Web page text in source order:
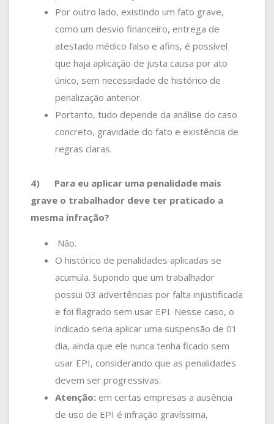
Por outro lado, existindo um fato grave,
como um desvio financeiro, entrega de
atestado médico falso e afins, é possível
que haja aplicação de justa causa por ato
único, sem necessidade de histórico de
penalização anterior.
Portanto, tudo depende da análise do caso
concreto, gravidade do fato e existência de
regras claras.
4) Para eu aplicar uma penalidade mais
grave o trabalhador deve ter praticado a
mesma infração?
Não.
O histórico de penalidades aplicadas se
acumula. Supondo que um trabalhador
possui 03 advertências por falta injustificada
e foi flagrado sem usar EPI. Nesse caso, o
indicado seria aplicar uma suspensão de 01
dia, ainda que ele nunca tenha ficado sem
usar EPI, considerando que as penalidades
devem ser progressivas.
Atenção: em certas empresas a ausência
de uso de EPI é infração gravíssima,